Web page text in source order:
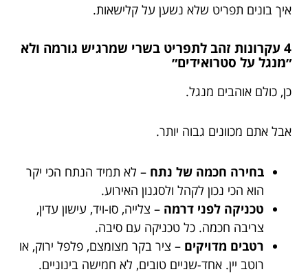
איך בונים תפריט שלא נשען על קלישאות.
4 עקרונות זהב לתפריט בשרי שמרגיש גורמה ולא
״מנגל על סטרואידים״
כן, כולם אוהבים מנגל.
אבל אתם מכוונים גבוה יותר.
בחירה חכמה של נתח – לא תמיד הנתח הכי יקר
הוא הכי נכון לקהל ולסגנון האירוע.
טכניקה לפני דרמה – צלייה, סו-ויד, עישון עדין,
צריבה חכמה. כל טכניקה עם סיבה.
רטבים מדויקים – ציר בקר מצומצם, פלפל ירוק, או
רוטב יין. אחד-שניים טובים, לא חמישה בינוניים.